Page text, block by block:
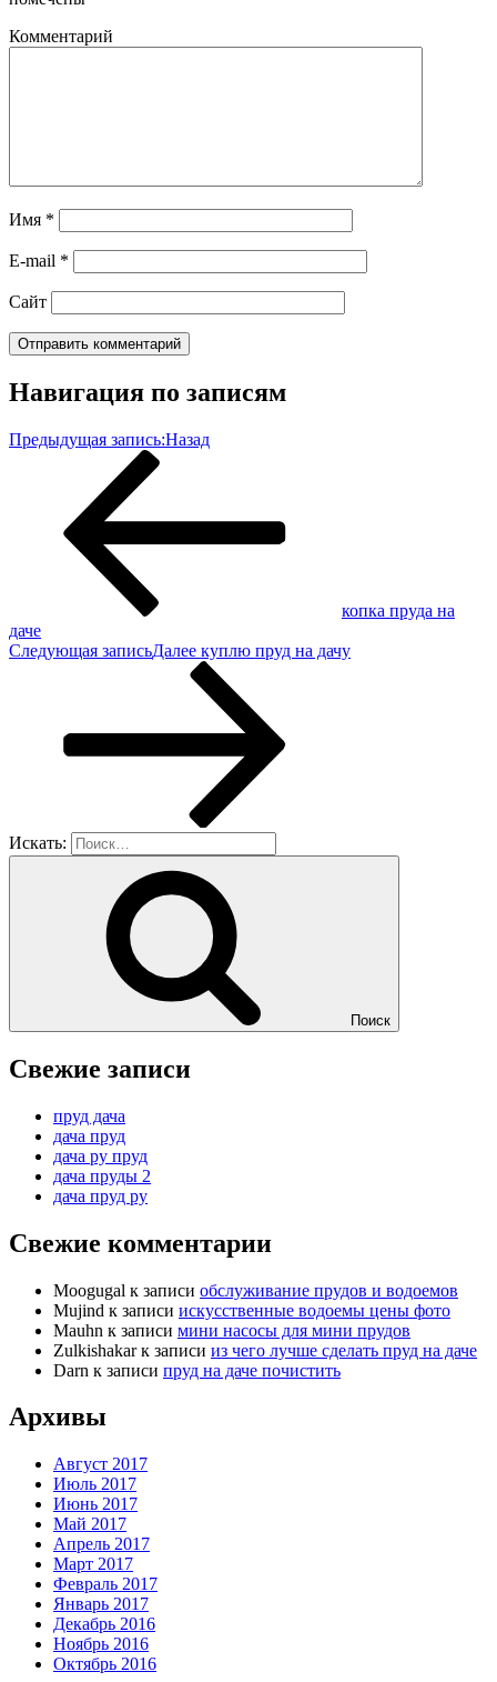
Комментарий
Имя *
E-mail *
Сайт
Навигация по записям
Предыдущая запись:Назад
копка пруда на
даче
Следующая записьДалее куплю пруд на дачу
Искать:
Поиск
Свежие записи
пруд дача
дача пруд
дача ру пруд
дача пруды 2
дача пруд ру
Свежие комментарии
Moogugal к записи обслуживание прудов и водоемов
Mujind к записи искусственные водоемы цены фото
Mauhn к записи мини насосы для мини прудов
Zulkishakarк записи из чего лучше сделать пруд на даче
Darn к записи пруд на даче почистить
Архивы
Август 2017
Июль 2017
Июнь 2017
Май 2017
Апрель 2017
Март 2017
Февраль 2017
Январь 2017
Декабрь 2016
Ноябрь 2016
Октябрь 2016